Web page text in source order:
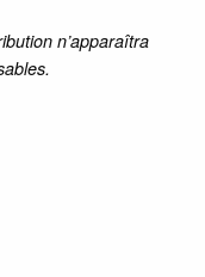
n’apparaîtra